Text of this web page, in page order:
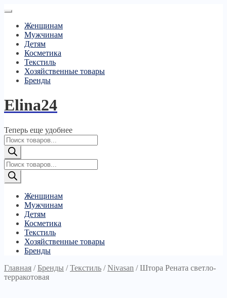
Женщинам
Мужчинам
Детям
Косметика
Текстиль
Хозяйственные товары
Бренды
Elina24
Теперь еще удобнее
Поиск
товаров
Поиск
товаров
Женщинам
Мужчинам
Детям
Косметика
Текстиль
Хозяйственные товары
Бренды
Главная /Бренды /Текстиль /Nivasan /Штора Рената светло-
терракотовая